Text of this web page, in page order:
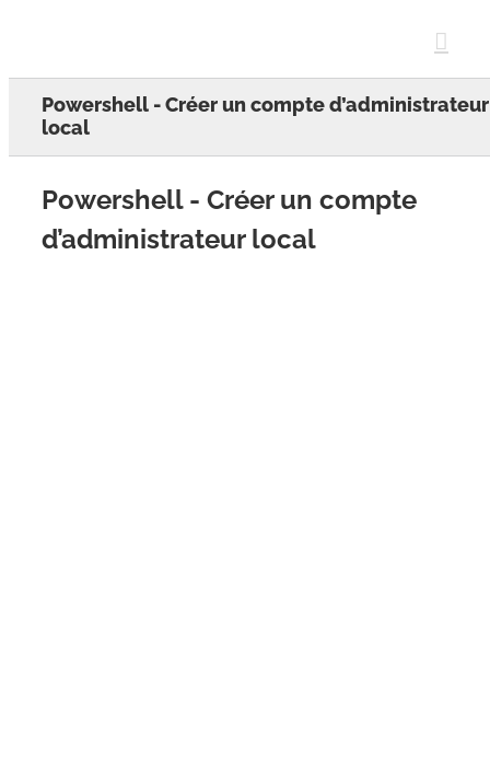
Powershell - Créer un compte d’administrateur
local
Powershell - Créer un compte
d’administrateur local